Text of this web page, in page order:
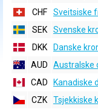
CHF
Sveitsiske
SEK
Svenske
DKK
Danske
AUD
Australske
CAD
Kanadiske
CZK
Tsjekkiske